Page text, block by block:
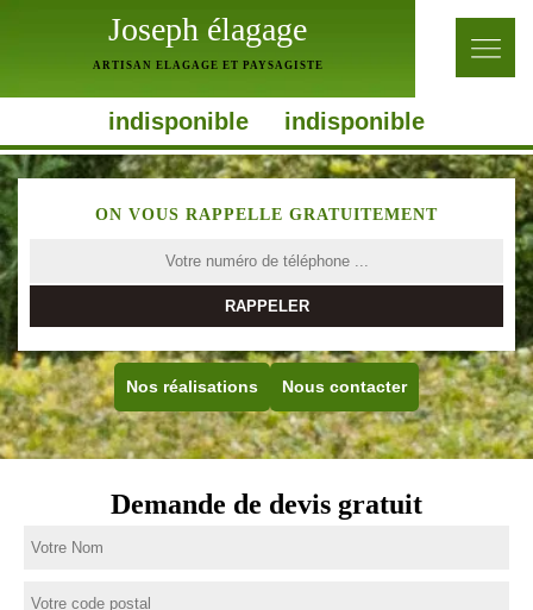
Joseph élagage
ARTISAN ELAGAGE ET PAYSAGISTE
indisponible indisponible
ON VOUS RAPPELLE GRATUITEMENT
Nos réalisations Nous contacter
Demande de devis gratuit